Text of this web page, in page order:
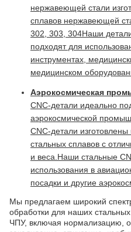
нержавеющей стали
сплавов нержавеющей
302, 303, 304Наши
подходят для
инструментах,
медицинском
Аэрокосмическая
CNC-детали идеально
аэрокосмической
CNC-детали
стальных сплавов с
и веса.Наши стальные
использования в
посадки и другие
Мы предлагаем широкий
обработки для наших
ЧПУ, включая нормализацию,